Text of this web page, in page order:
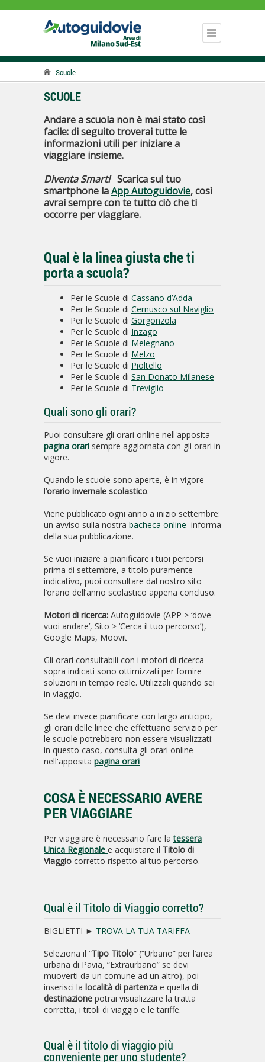
Scuole
SCUOLE
Andare a scuola non è mai stato così
facile: di seguito troverai tutte le
informazioni utili per iniziare a
viaggiare insieme.
Diventa Smart! Scarica sul tuo
smartphone laApp Autoguidovie, così
avrai sempre con te tutto ciò che ti
occorre per viaggiare.
Qual è la linea giusta che ti
porta a scuola?
Per le Scuole di Cassano d’Adda
Per le Scuole di Cernusco sul Naviglio
Per le Scuole di Gorgonzola
Per le Scuole di Inzago
Per le Scuole di Melegnano
Per le Scuole di Melzo
Per le Scuole di Pioltello
Per le Scuole di San Donato Milanese
Per le Scuole di Treviglio
Quali sono gli orari?
Puoi consultare gli orari online nell'apposita
pagina orari sempre aggiornata con gli orari in
vigore.
Quando le scuole sono aperte, è in vigore
l’orario invernale scolastico.
Viene pubblicato ogni anno a inizio settembre:
un avviso sulla nostra bacheca online informa
della sua pubblicazione.
Se vuoi iniziare a pianificare i tuoi percorsi
prima di settembre, a titolo puramente
indicativo, puoi consultare dal nostro sito
l’orario dell’anno scolastico appena concluso.
Motori di ricerca: Autoguidovie (APP > ‘dove
vuoi andare’, Sito > ‘Cerca il tuo percorso’),
Google Maps, Moovit
Gli orari consultabili con i motori di ricerca
sopra indicati sono ottimizzati per fornire
soluzioni in tempo reale. Utilizzali quando sei
in viaggio.
Se devi invece pianificare con largo anticipo,
gli orari delle linee che effettuano servizio per
le scuole potrebbero non essere visualizzati:
in questo caso, consulta gli orari online
nell'apposita pagina orari
COSA È NECESSARIO AVERE
PER VIAGGIARE
Per viaggiare è necessario fare latessera
Unica Regionale e acquistare il Titolo di
Viaggio corretto rispetto al tuo percorso.
Qual è il Titolo di Viaggio corretto?
BIGLIETTI ► TROVA LA TUA TARIFFA
Seleziona il “Tipo Titolo” (“Urbano” per l’area
urbana di Pavia, “Extraurbano” se devi
muoverti da un comune ad un altro), poi
inserisci la località di partenza e quella di
destinazione potrai visualizzare la tratta
corretta, i titoli di viaggio e le tariffe.
Qual è il titolo di viaggio più
conveniente per uno studente?